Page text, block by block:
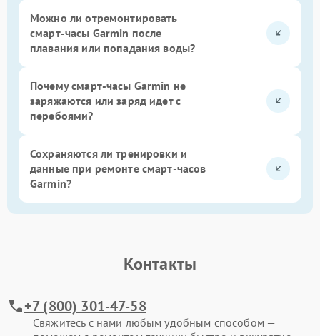
Можно ли отремонтировать
смарт-часы Garmin после
плавания или попадания воды?
Почему смарт-часы Garmin не
заряжаются или заряд идет с
перебоями?
Сохраняются ли тренировки и
данные при ремонте смарт-часов
Garmin?
Контакты
+7 (800) 301-47-58
Свяжитесь с нами любым удобным способом —